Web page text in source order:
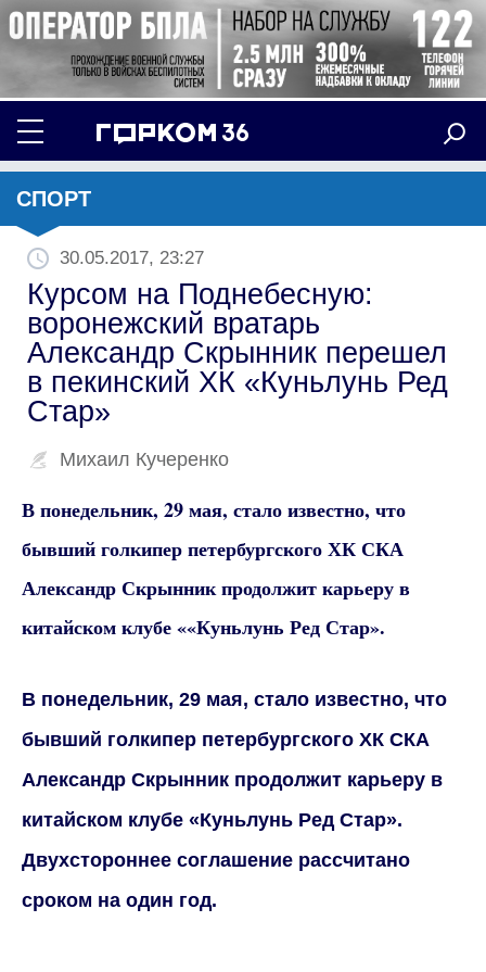
СПОРТ
30.05.2017, 23:27
Курсом на Поднебесную:
воронежский вратарь
Александр Скрынник перешел
в пекинский ХК «Куньлунь Ред
Стар»
Михаил Кучеренко
В понедельник, 29 мая, стало известно, что
бывший голкипер петербургского ХК СКА
Александр Скрынник продолжит карьеру в
китайском клубе ««Куньлунь Ред Стар».
В понедельник, 29 мая, стало известно, что
бывший голкипер петербургского ХК СКА
Александр Скрынник продолжит карьеру в
китайском клубе «Куньлунь Ред Стар».
Двухстороннее соглашение рассчитано
сроком на один год.